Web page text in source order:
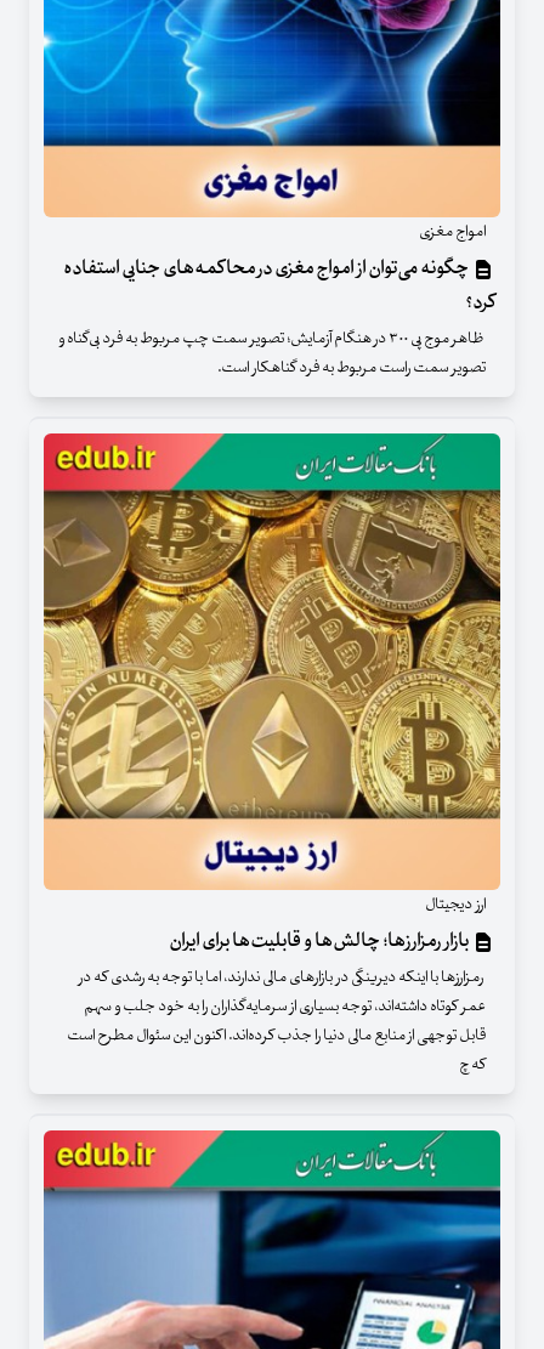
امواج مغزی
چگونه می‌توان از امواج مغزی در محاکمه‌های جنایی استفاده
کرد؟
ظاهر موج پی ۳۰۰ در هنگام آزمایش؛ تصویر سمت چپ مربوط به فرد بی‌گناه و
تصویر سمت راست مربوط به فرد گناهکار است.
ارز دیجیتال
بازار رمزارزها؛ چالش‌ها و قابلیت‌ها برای ایران
رمزارزها با اینکه دیرینگی در بازارهای مالی ندارند، اما با توجه به رشدی که در
عمر کوتاه داشته‌اند، توجه بسیاری از سرمایه‌گذاران را به خود جلب و سهم
قابل‌ توجهی از منابع مالی دنیا را جذب کرده‌اند. اکنون این سئوال مطرح است
که چ